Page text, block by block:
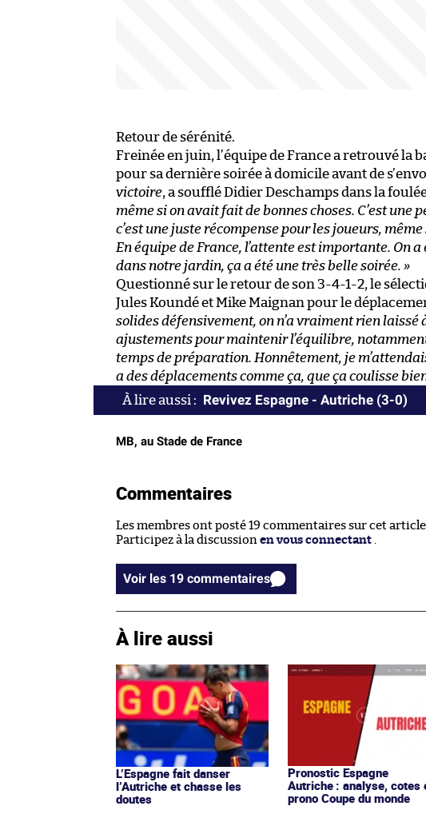
Retour de sérénité.
Freinée en juin, l’équipe de France a retrouvé la
pour sa dernière soirée à domicile avant de
victoire, a soufflé Didier Deschamps dans la
même si on avait fait de bonnes choses. C’est une
c’est une juste récompense pour les joueurs,
En équipe de France, l’attente est importante. On
dans notre jardin, ça a été une très belle soirée. »
Questionné sur le retour de son 3-4-1-2, le
Jules Koundé et Mike Maignan pour le
solides défensivement, on n’a vraiment rien laissé
ajustements pour maintenir l’équilibre,
temps de préparation. Honnêtement, je
a des déplacements comme ça, que ça coulisse
Revivez Espagne - Autriche (3-0)
MB, au Stade de France
Commentaires
Les membres ont posté 19 commentaires sur cet
Participez à la discussion en vous connectant .
Voir les 19 commentaires
À lire aussi
L’Espagne fait danser
l’Autriche et chasse les
doutes
Pronostic Espagne
Autriche : analyse, cotes
prono Coupe du monde